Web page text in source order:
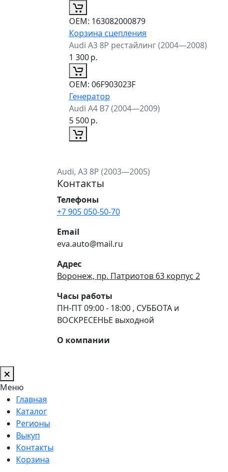
ОЕМ: 163082000879
Корзина сцепления
Audi A3 8P рестайлинг (2004—2008)
1 300р.
ОЕМ: 06F903023F
Генератор
Audi A4 B7 (2004—2009)
5 500р.
Audi, A3 8P (2003—2005)
Контакты
Телефоны
+7 905 050-50-70
Email
eva.auto@mail.ru
Адрес
Воронеж, пр. Патриотов 63 корпус 2
Часы работы
ПН-ПТ 09:00 - 18:00 , СУББОТА и
ВОСКРЕСЕНЬЕ выходной
О компании
Меню
Главная
Каталог
Регионы
Выкуп
Контакты
Корзина